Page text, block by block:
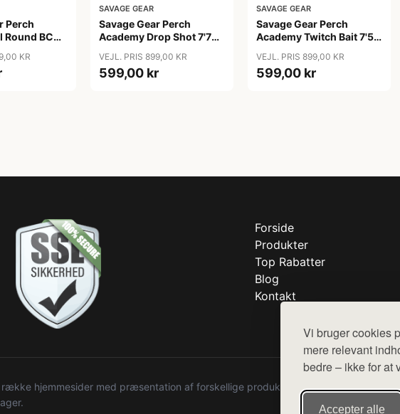
Vi bruger cookies
mere relevant
bedre – ikke for
Accepter alle
Perch
Round BC
KR
SAVAGE GEAR
Savage Gear Perch
Academy Drop Shot 7'7
VEJL. PRIS 899,00 KR
599,00 kr
SAVAGE GEAR
Savage Gear Perch
Academy Twitch Bait 7'5
VEJL. PRIS 899,00 KR
599,00 kr
Forside
Produkter
Top Rabatter
Blog
Kontakt
hjemmesider med præsentation af forskellige produkter fra diverse